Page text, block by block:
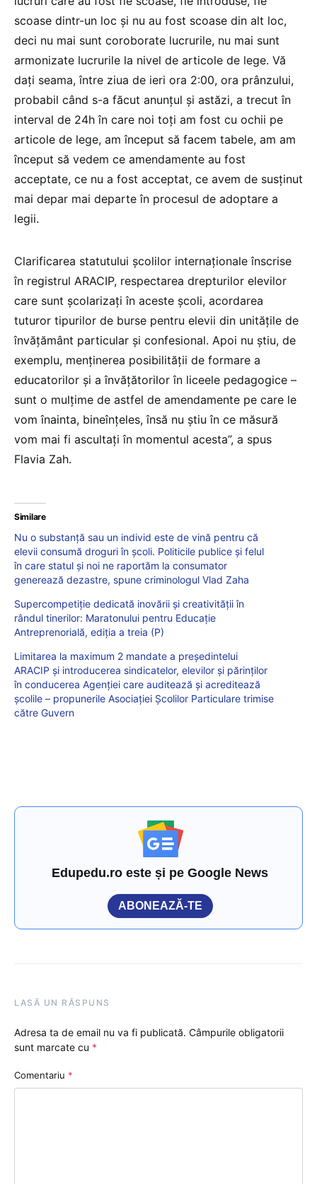
scoase dintr-un loc și nu au fost scoase din alt loc,
deci nu mai sunt coroborate lucrurile, nu mai sunt
armonizate lucrurile la nivel de articole de lege. Vă
dați seama, între ziua de ieri ora 2:00, ora prânzului,
probabil când s-a făcut anunțul și astăzi, a trecut în
interval de 24h în care noi toți am fost cu ochii pe
articole de lege, am început să facem tabele, am am
început să vedem ce amendamente au fost
acceptate, ce nu a fost acceptat, ce avem de susținut
mai depar mai departe în procesul de adoptare a
legii.
Clarificarea statutului școlilor internaționale înscrise
în registrul ARACIP, respectarea drepturilor elevilor
care sunt școlarizați în aceste școli, acordarea
tuturor tipurilor de burse pentru elevii din unitățile de
învățământ particular și confesional. Apoi nu știu, de
exemplu, menținerea posibilității de formare a
educatorilor și a învățătorilor în liceele pedagogice –
sunt o mulțime de astfel de amendamente pe care le
vom înainta, bineînțeles, însă nu știu în ce măsură
vom mai fi ascultați în momentul acesta”, a spus
Flavia Zah.
Similare
Nu o substanță sau un individ este de vină pentru că
elevii consumă droguri în școli. Politicile publice și felul
în care statul și noi ne raportăm la consumator
generează dezastre, spune criminologul Vlad Zaha
Supercompetiție dedicată inovării și creativității în
rândul tinerilor: Maratonului pentru Educație
Antreprenorială, ediția a treia (P)
Limitarea la maximum 2 mandate a președintelui
ARACIP și introducerea sindicatelor, elevilor și părinților
în conducerea Agenției care auditează și acreditează
școlile – propunerile Asociației Școlilor Particulare trimise
către Guvern
Edupedu.ro este și pe Google News
ABONEAZĂ-TE
LASĂ UN RĂSPUNS
Adresa ta de email nu va fi publicată. Câmpurile obligatorii
sunt marcate cu *
Comentariu *